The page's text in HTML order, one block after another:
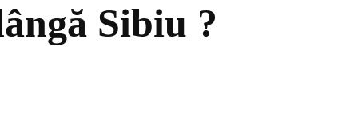
Sibiu ?